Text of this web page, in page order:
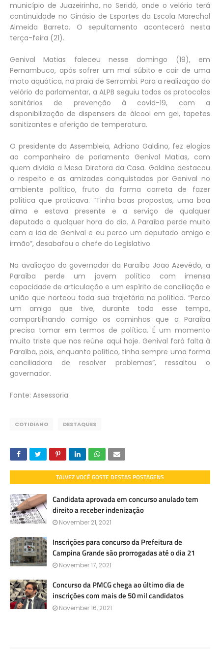
município de Juazeirinho, no Seridó, onde o velório terá
continuidade no Ginásio de Esportes da Escola Marechal
Almeida Barreto. O sepultamento acontecerá nesta
terça-feira (21).
Genival Matias faleceu nesse domingo (19), em
Pernambuco, após sofrer um mal súbito e cair de uma
moto aquática, na praia de Serrambi. Para a realização do
velório do parlamentar, a ALPB seguiu todos os protocolos
sanitários de prevenção à covid-19, com a
disponibilização de dispensers de álcool em gel, tapetes
sanitizantes e aferição de temperatura.
O presidente da Assembleia, Adriano Galdino, fez elogios
ao companheiro de parlamento Genival Matias, com
quem dividia a Mesa Diretora da Casa. Galdino destacou
o respeito e as amizades conquistadas por Genival no
ambiente político, fruto da forma correta de fazer
política que praticava. “Tinha boas propostas, uma boa
alma e estava presente e a serviço de qualquer
deputado a qualquer hora do dia. A Paraíba perde muito
com a ida de Genival e eu perco um deputado amigo e
irmão”, desabafou o chefe do Legislativo.
Na avaliação do governador da Paraíba João Azevêdo, a
Paraíba perde um jovem político com imensa
capacidade de articulação e um espírito de conciliação e
união que norteou toda sua trajetória na política. “Perco
um amigo que tive, durante todo esse tempo,
compartilhando comigo os caminhos que a Paraíba
precisa tomar em termos de política. É um momento
muito triste que nos reúne aqui hoje. Genival fará falta à
Paraíba, pois, enquanto político, tinha sempre uma forma
conciliadora de resolver problemas”, ressaltou o
governador.
Fonte: Assessoria
COTIDIANO DESTAQUES
TALVEZ VOCÊ GOSTE DESTAS POSTAGENS
Candidata aprovada em concurso anulado tem
direito a receber indenização
November 21, 2021
Inscrições para concurso da Prefeitura de
Campina Grande são prorrogadas até o dia 21
November 17, 2021
Concurso da PMCG chega ao último dia de
inscrições com mais de 50 mil candidatos
November 16, 2021